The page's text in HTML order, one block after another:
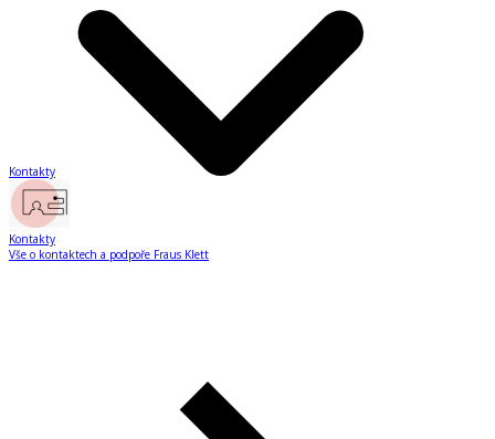
Kontakty
Kontakty
Vše o kontaktech a podpoře Fraus Klett